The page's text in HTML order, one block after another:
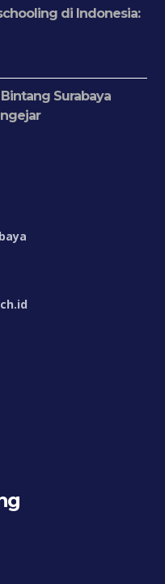
di Indonesia:
Surabaya